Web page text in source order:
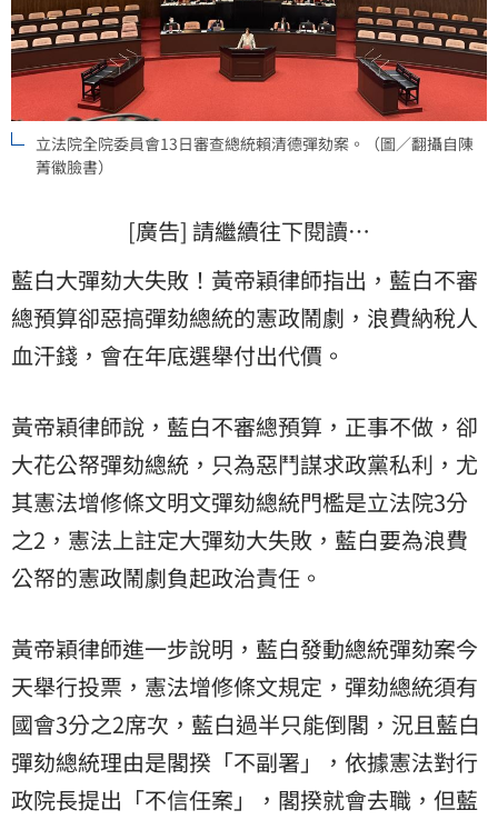
立法院全院委員會13日審查總統賴清德彈劾案。（圖／翻攝自陳
菁徽臉書）
[廣告] 請繼續往下閱讀…
藍白大彈劾大失敗！黃帝穎律師指出，藍白不審
總預算卻惡搞彈劾總統的憲政鬧劇，浪費納稅人
血汗錢，會在年底選舉付出代價。
黃帝穎律師說，藍白不審總預算，正事不做，卻
大花公帑彈劾總統，只為惡鬥謀求政黨私利，尤
其憲法增修條文明文彈劾總統門檻是立法院3分
之2，憲法上註定大彈劾大失敗，藍白要為浪費
公帑的憲政鬧劇負起政治責任。
黃帝穎律師進一步說明，藍白發動總統彈劾案今
天舉行投票，憲法增修條文規定，彈劾總統須有
國會3分之2席次，藍白過半只能倒閣，況且藍白
彈劾總統理由是閣揆「不副署」，依據憲法對行
政院長提出「不信任案」，閣揆就會去職，但藍